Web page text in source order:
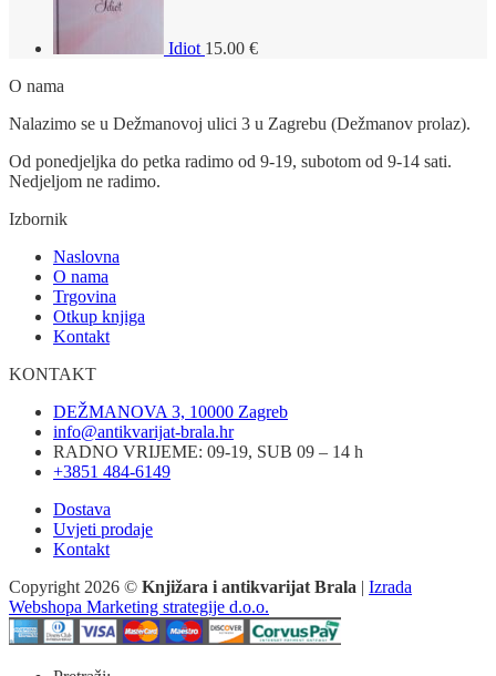
Idiot 15.00 €
O nama
Nalazimo se u Dežmanovoj ulici 3 u Zagrebu (Dežmanov prolaz).
Od ponedjeljka do petka radimo od 9-19, subotom od 9-14 sati.
Nedjeljom ne radimo.
Izbornik
Naslovna
O nama
Trgovina
Otkup knjiga
Kontakt
KONTAKT
DEŽMANOVA 3, 10000 Zagreb
info@antikvarijat-brala.hr
RADNO VRIJEME: 09-19, SUB 09 – 14 h
+3851 484-6149
Dostava
Uvjeti prodaje
Kontakt
Copyright 2026 © Knjižara i antikvarijat Brala | Izrada
Webshopa Marketing strategije d.o.o.